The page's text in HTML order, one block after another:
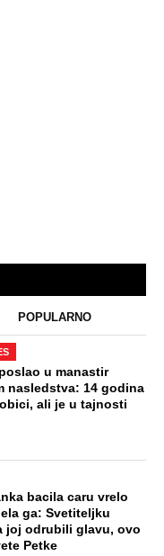
POPULARNO
u manastir
nasledstva: 14 godina
ali je u tajnosti
bacila caru vrelo
ga: Svetiteljku
joj odrubili glavu, ovo
Petke